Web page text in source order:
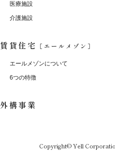
医療施設
介護施設
賃貸住宅 ［エールメゾン］
エールメゾンについて
6つの特徴
外構事業
Copyright© Yell